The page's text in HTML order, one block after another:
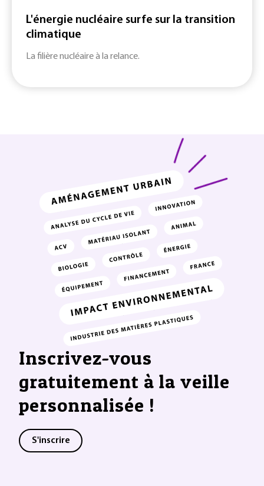
L'énergie nucléaire surfe sur la transition
climatique
La filière nucléaire à la relance.
Inscrivez-vous
gratuitement à la veille
personnalisée !
S'inscrire